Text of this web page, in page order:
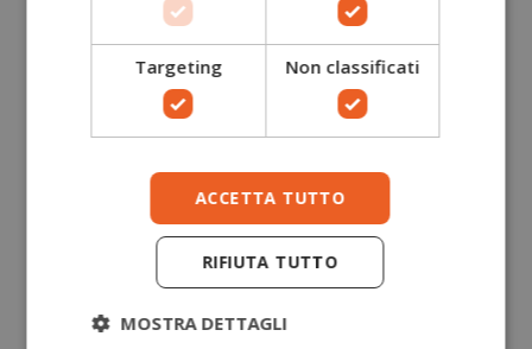
Targeting Non classificati
ACCETTA TUTTO
RIFIUTA TUTTO
MOSTRA DETTAGLI